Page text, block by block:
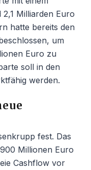
Milliarden Euro
hatte bereits den
um
Euro zu
soll in den
werden.
fest. Das
Millionen Euro
Cashflow vor